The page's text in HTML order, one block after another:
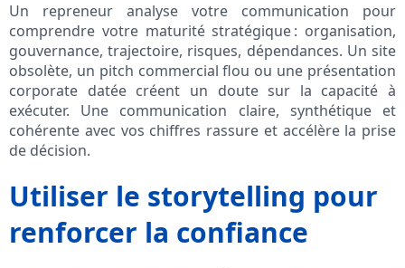
Un repreneur analyse votre communication pour
comprendre votre maturité stratégique : organisation,
gouvernance, trajectoire, risques, dépendances. Un site
obsolète, un pitch commercial flou ou une présentation
corporate datée créent un doute sur la capacité à
exécuter. Une communication claire, synthétique et
cohérente avec vos chiffres rassure et accélère la prise
de décision.
Utiliser le storytelling pour
renforcer la confiance